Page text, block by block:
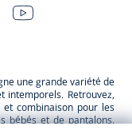
Youtube
une grande variété de
intemporels. Retrouvez,
combinaison pour les
bébéset de pantalons,